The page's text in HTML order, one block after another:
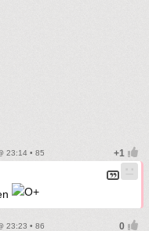
23:14 • 85
23:23 • 86